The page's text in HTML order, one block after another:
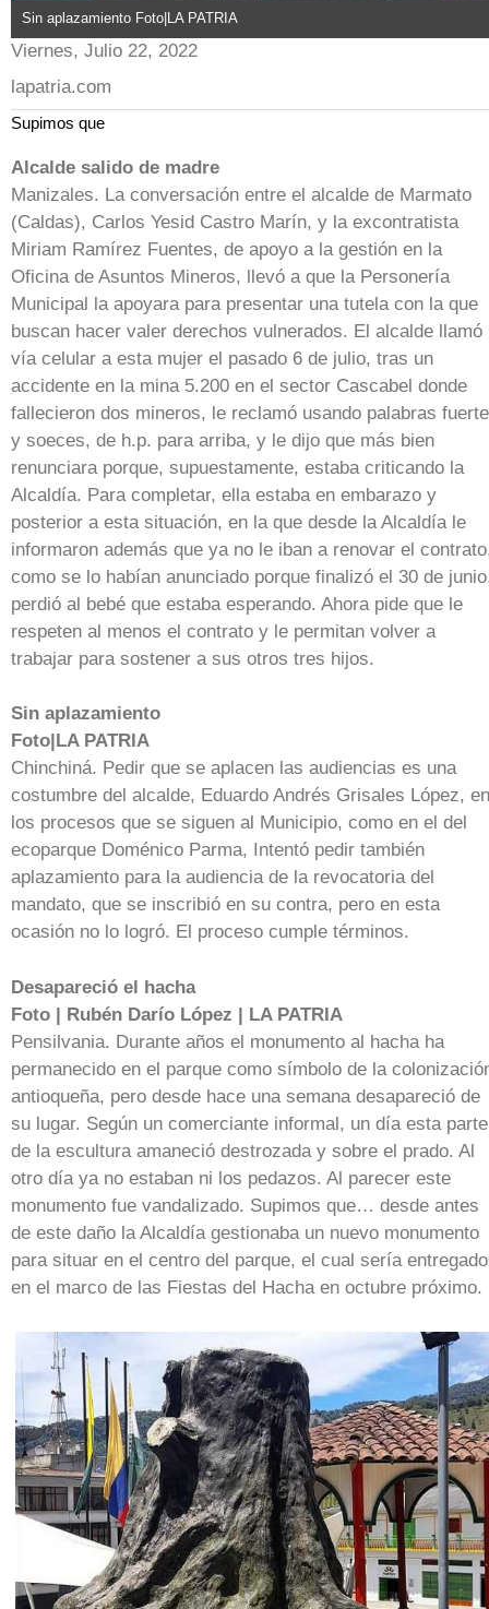
Sin aplazamiento Foto|LA PATRIA
Viernes, Julio 22, 2022
lapatria.com
Supimos que
Alcalde salido de madre
Manizales. La conversación entre el alcalde de Marmato
(Caldas), Carlos Yesid Castro Marín, y la excontratista
Miriam Ramírez Fuentes, de apoyo a la gestión en la
Oficina de Asuntos Mineros, llevó a que la Personería
Municipal la apoyara para presentar una tutela con la que
buscan hacer valer derechos vulnerados. El alcalde llamó
vía celular a esta mujer el pasado 6 de julio, tras un
accidente en la mina 5.200 en el sector Cascabel donde
fallecieron dos mineros, le reclamó usando palabras
y soeces, de h.p. para arriba, y le dijo que más bien
renunciara porque, supuestamente, estaba criticando la
Alcaldía. Para completar, ella estaba en embarazo y
posterior a esta situación, en la que desde la Alcaldía le
informaron además que ya no le iban a renovar el
como se lo habían anunciado porque finalizó el 30 de
perdió al bebé que estaba esperando. Ahora pide que le
respeten al menos el contrato y le permitan volver a
trabajar para sostener a sus otros tres hijos.
Sin aplazamiento
Foto|LA PATRIA
Chinchiná. Pedir que se aplacen las audiencias es una
costumbre del alcalde, Eduardo Andrés Grisales López, en
los procesos que se siguen al Municipio, como en el del
ecoparque Doménico Parma, Intentó pedir también
aplazamiento para la audiencia de la revocatoria del
mandato, que se inscribió en su contra, pero en esta
ocasión no lo logró. El proceso cumple términos.
Desapareció el hacha
Foto | Rubén Darío López | LA PATRIA
Pensilvania. Durante años el monumento al hacha ha
permanecido en el parque como símbolo de la
antioqueña, pero desde hace una semana desapareció de
su lugar. Según un comerciante informal, un día esta parte
de la escultura amaneció destrozada y sobre el prado. Al
otro día ya no estaban ni los pedazos. Al parecer este
monumento fue vandalizado. Supimos que… desde antes
de este daño la Alcaldía gestionaba un nuevo monumento
para situar en el centro del parque, el cual sería entregado
en el marco de las Fiestas del Hacha en octubre próximo.